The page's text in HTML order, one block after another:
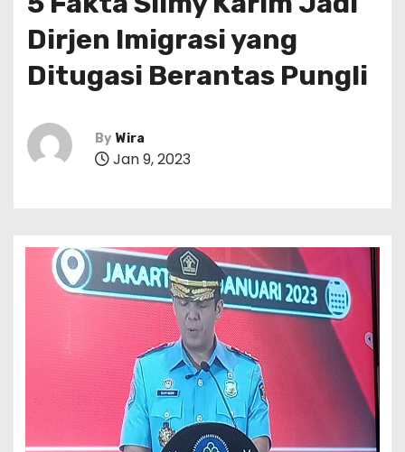
Dirjen Imigrasi yang
Ditugasi Berantas Pungli
By Wira
Jan 9, 2023